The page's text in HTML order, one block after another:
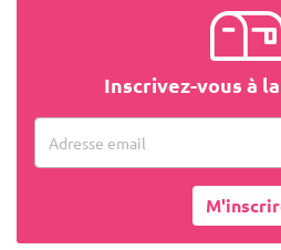
Inscrivez-vous à
Adresse email